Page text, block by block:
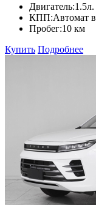
Двигатель:
КПП:Автомат
Пробег:10 км
Купить Подробнее